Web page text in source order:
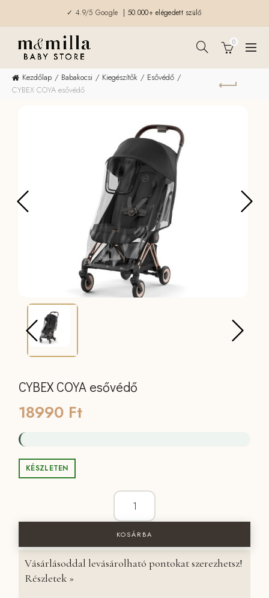
✓ 4.9/5 Google | 50.000+ elégedett szülő
0
Kezdőlap Babakocsi Kiegészítők
Esővédő
CYBEX COYA esővédő
CYBEX COYA esővédő
18990 Ft
KÉSZLETEN
CYBEX COYA esővédő mennyiség
KOSÁRBA
Vásárlásoddal levásárolható pontokat szerezhetsz!
Részletek »